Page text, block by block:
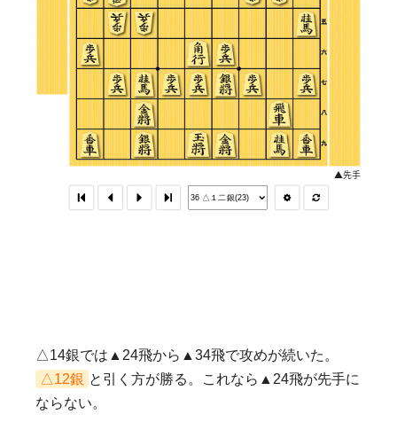
△14銀では▲24飛から▲34飛で攻めが続いた。
△12銀 と引く方が勝る。これなら▲24飛が先手に
ならない。